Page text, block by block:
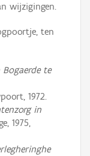
wijzigingen.
ten
te
1972.
in
1975,